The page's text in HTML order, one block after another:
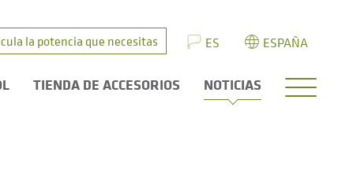
la potencia que necesitas ES ESPAÑA
TIENDA DE ACCESORIOS NOTICIAS